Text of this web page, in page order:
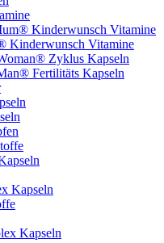
Kinderwunsch Vitamine
Kinderwunsch Vitamine
Zyklus Kapseln
Fertilitäts Kapseln
Kapseln
Kapseln